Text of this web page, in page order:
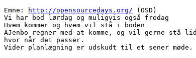
Emne:
http://opensourcedays.org/ (OSD)
Vi har bod lørdag og muligvis også fredag
Hvem kommer og hvem vil stå i boden
AJenbo regner med at komme, og vil gerne stå
hvor når det passer.
Vider planlægning er udskudt til et sener møde.